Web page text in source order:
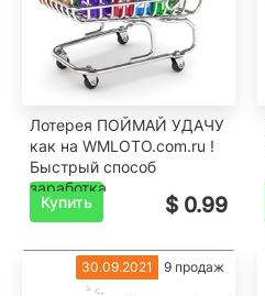
Лотерея ПОЙМАЙ УДАЧУ
как на WMLOTO.com.ru !
Быстрый способ
заработка
Купить $ 0.99
30.09.2021 9 продаж